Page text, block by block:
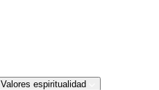
Valores espiritualidad